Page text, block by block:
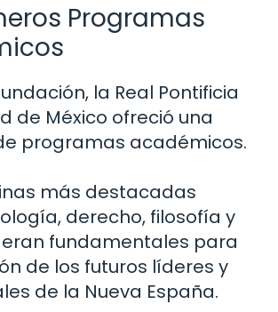
Programas
la Real Pontificia
de México ofreció una
programas académicos.
más destacadas
derecho, filosofía y
fundamentales para
de los futuros líderes y
de la Nueva España.